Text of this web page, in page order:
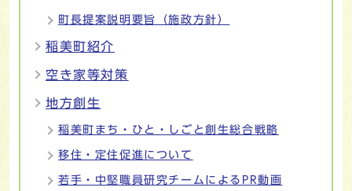
町長提案説明要旨（施政方針）
稲美町紹介
空き家等対策
地方創生
稲美町まち・ひと・しごと創生総合戦略
移住・定住促進について
若手・中堅職員研究チームによるPR動画